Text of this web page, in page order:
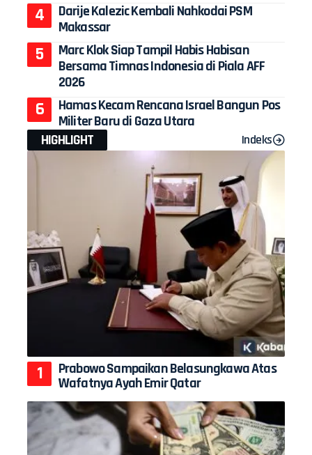
Darije Kalezic Kembali Nahkodai PSM
Makassar
Marc Klok Siap Tampil Habis Habisan
Bersama Timnas Indonesia di Piala AFF
2026
Hamas Kecam Rencana Israel Bangun Pos
Militer Baru di Gaza Utara
HIGHLIGHT
Indeks
Prabowo Sampaikan Belasungkawa Atas
Wafatnya Ayah Emir Qatar